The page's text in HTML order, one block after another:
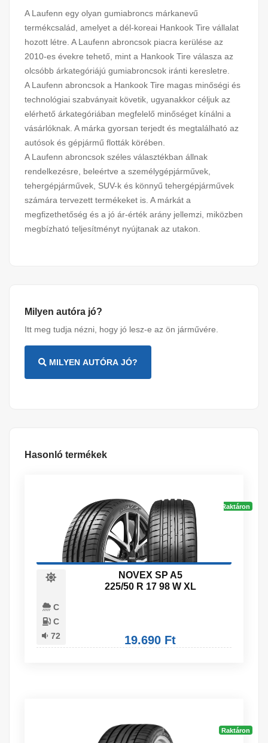
A Laufenn egy olyan gumiabroncs márkanevű
termékcsalád, amelyet a dél-koreai Hankook Tire vállalat
hozott létre. A Laufenn abroncsok piacra kerülése az
2010-es évekre tehető, mint a Hankook Tire válasza az
olcsóbb árkategóriájú gumiabroncsok iránti keresletre.
A Laufenn abroncsok a Hankook Tire magas minőségi és
technológiai szabványait követik, ugyanakkor céljuk az
elérhető árkategóriában megfelelő minőséget kínálni a
vásárlóknak. A márka gyorsan terjedt és megtalálható az
autósok és gépjármű flották körében.
A Laufenn abroncsok széles választékban állnak
rendelkezésre, beleértve a személygépjárművek,
tehergépjárművek, SUV-k és könnyű tehergépjárművek
számára tervezett termékeket is. A márkát a
megfizethetőség és a jó ár-érték arány jellemzi, miközben
megbízható teljesítményt nyújtanak az utakon.
Milyen autóra jó?
Itt meg tudja nézni, hogy jó lesz-e az ön járművére.
MILYEN AUTÓRA JÓ?
Hasonló termékek
Raktáron
C
C
72
NOVEX SP A5
225/50 R 17 98 W XL
19.690 Ft
Raktáron